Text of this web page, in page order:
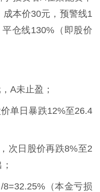
本价30元，预警线1
仓线130%（即股价
A未止盈；
单日暴跌12%至26.4
次日股价再跌8%至2
（本金亏损